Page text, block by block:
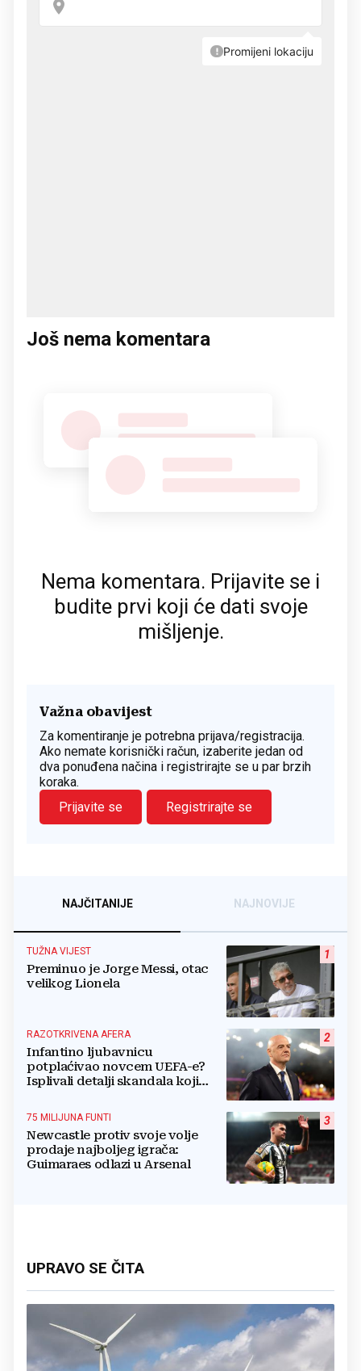
Još nema komentara
Nema komentara. Prijavite se i
budite prvi koji će dati svoje
mišljenje.
Važna obavijest
Za komentiranje je potrebna prijava/registracija.
Ako nemate korisnički račun, izaberite jedan od
dva ponuđena načina i registrirajte se u par brzih
koraka.
Prijavite se
Registrirajte se
NAJČITANIJE NAJNOVIJE
1
TUŽNA VIJEST
Preminuo je Jorge Messi, otac
velikog Lionela
2
RAZOTKRIVENA AFERA
Infantino ljubavnicu
potplaćivao novcem UEFA-e?
Isplivali detalji skandala koji
3
75 MILIJUNA FUNTI
Newcastle protiv svoje volje
prodaje najboljeg igrača:
Guimaraes odlazi u Arsenal
UPRAVO SE ČITA